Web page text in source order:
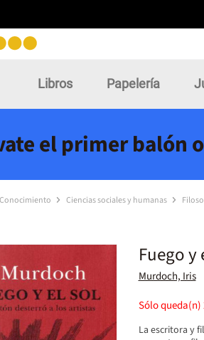
Libros Papelería
el primer balón
Ciencias sociales y humanas
Fuego y
Murdoch, Iris
Sólo queda(n)
La escritora y